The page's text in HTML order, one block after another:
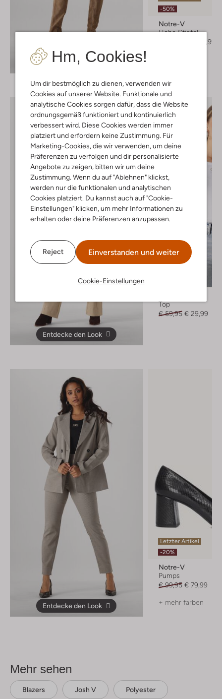
Hm, Cookies!
Um dir bestmöglich zu dienen, verwenden wir
Cookies auf unserer Website. Funktionale und
analytische Cookies sorgen dafür, dass die Website
ordnungsgemäß funktioniert und kontinuierlich
verbessert wird. Diese Cookies werden immer
platziert und erfordern keine Zustimmung. Für
Marketing-Cookies, die wir verwenden, um deine
Präferenzen zu verfolgen und dir personalisierte
Angebote zu zeigen, bitten wir um deine
Zustimmung. Wenn du auf "Ablehnen" klickst,
werden nur die funktionalen und analytischen
Cookies platziert. Du kannst auch auf "Cookie-
Einstellungen" klicken, um mehr Informationen zu
erhalten oder deine Präferenzen anzupassen.
Reject Einverstanden und weiter
Cookie-Einstellungen
Entdecke den Look
-50%
Notre-V
Hohe Stiefel
€ 149,99
Entdecke den Look
Top
€ 59,95 € 29,99
Entdecke den Look
Letzter Artikel
-20%
Notre-V
Pumps
€ 99,95 € 79,99
+ mehr farben
Mehr sehen
Blazers Josh V Polyester